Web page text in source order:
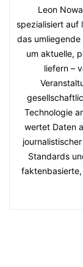
Leon
spezialisiert auf
das
um aktuelle,
liefern –
Technologie
wertet Daten
Standards